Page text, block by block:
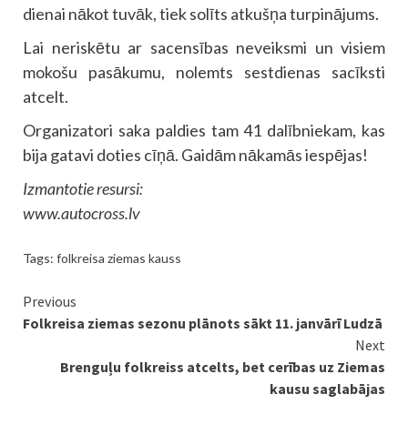
dienai nākot tuvāk, tiek solīts atkušņa turpinājums.
Lai neriskētu ar sacensības neveiksmi un visiem
mokošu pasākumu, nolemts sestdienas sacīksti
atcelt.
Organizatori saka paldies tam 41 dalībniekam, kas
bija gatavi doties cīņā. Gaidām nākamās iespējas!
Izmantotie resursi:
www.autocross.lv
Tags: folkreisa ziemas kauss
Continue
Reading
Previous
Folkreisa ziemas sezonu plānots sākt 11. janvārī Ludzā
Next
Brenguļu folkreiss atcelts, bet cerības uz Ziemas
kausu saglabājas